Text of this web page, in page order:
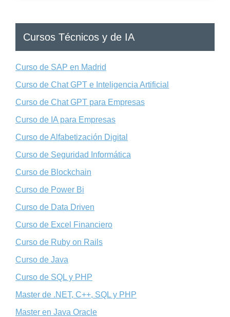
Cursos Técnicos y de IA
Curso de SAP en Madrid
Curso de Chat GPT e Inteligencia Artificial
Curso de Chat GPT para Empresas
Curso de IA para Empresas
Curso de Alfabetización Digital
Curso de Seguridad Informática
Curso de Blockchain
Curso de Power Bi
Curso de Data Driven
Curso de Excel Financiero
Curso de Ruby on Rails
Curso de Java
Curso de SQL y PHP
Master de .NET, C++, SQL y PHP
Master en Java Oracle